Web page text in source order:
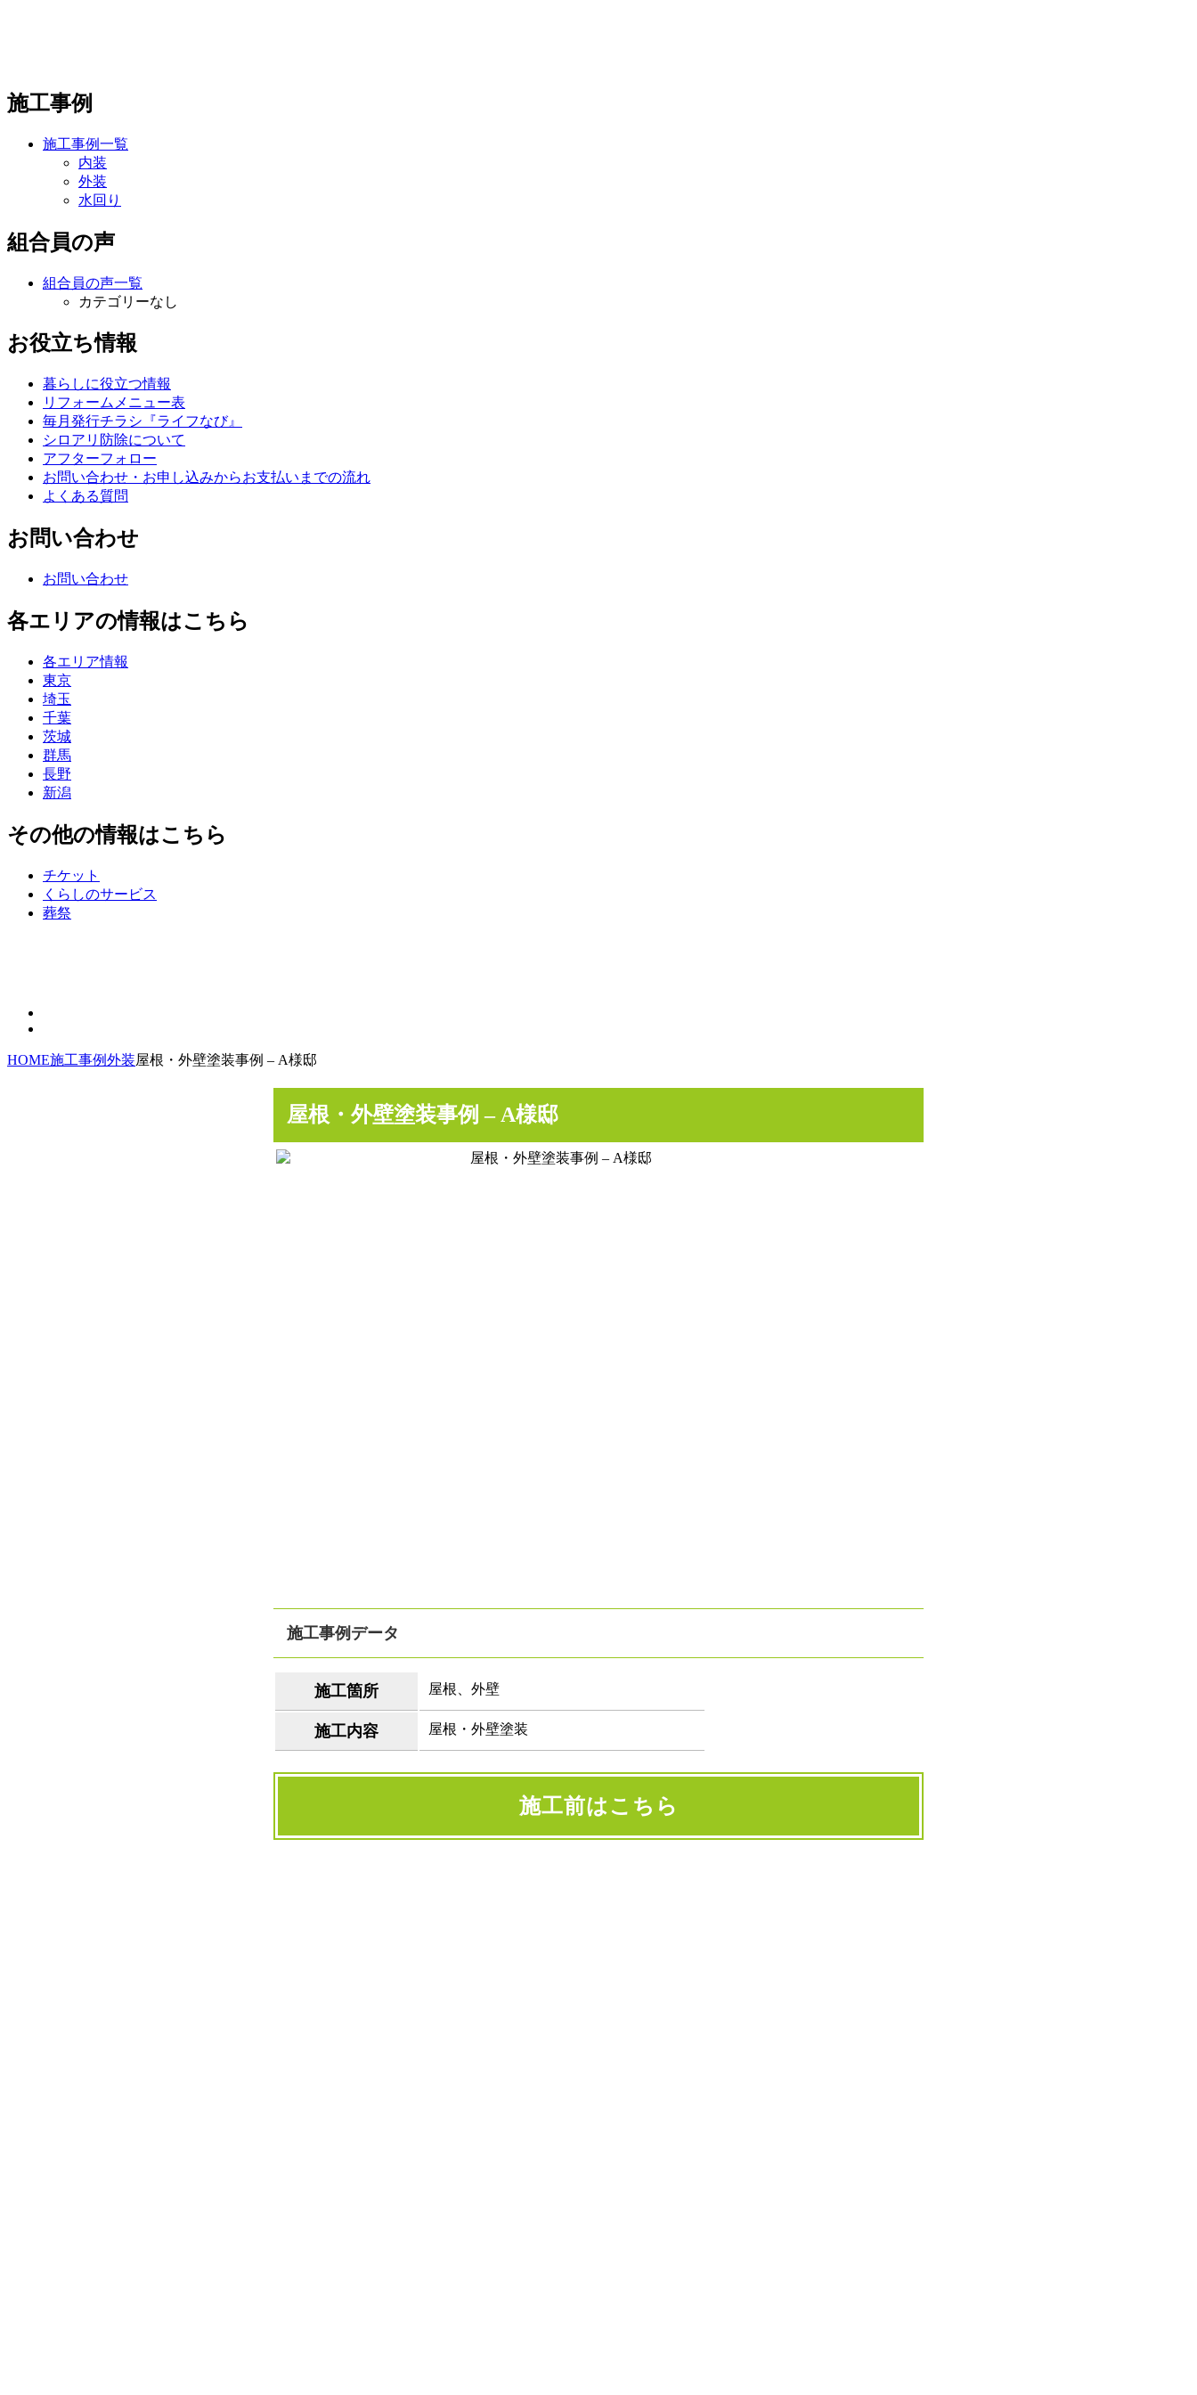
施工事例
施工事例一覧
内装
外装
水回り
組合員の声
組合員の声一覧
カテゴリーなし
お役立ち情報
暮らしに役立つ情報
リフォームメニュー表
毎月発行チラシ『ライフなび』
シロアリ防除について
アフターフォロー
お問い合わせ・お申し込みからお支払いまでの流れ
よくある質問
お問い合わせ
お問い合わせ
各エリアの情報はこちら
各エリア情報
東京
埼玉
千葉
茨城
群馬
長野
新潟
その他の情報はこちら
チケット
くらしのサービス
葬祭
HOME施工事例外装屋根・外壁塗装事例 – A様邸
屋根・外壁塗装事例 – A様邸
施工事例データ
施工箇所 屋根、外壁
施工内容 屋根・外壁塗装
施工前はこちら